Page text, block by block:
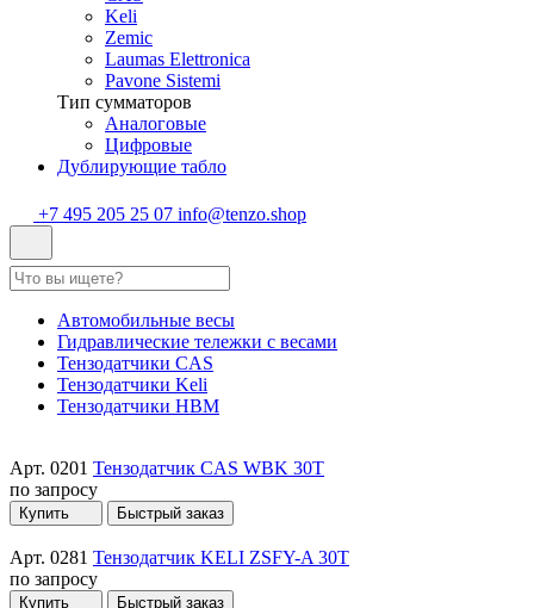
Keli
Zemic
Laumas Elettronica
Pavone Sistemi
Тип сумматоров
Аналоговые
Цифровые
Дублирующие табло
+7 495 205 25 07 info@tenzo.shop
Автомобильные весы
Гидравлические тележки с весами
Тензодатчики CAS
Тензодатчики Keli
Тензодатчики HBM
Арт. 0201 Тензодатчик CAS WBK 30T
по запросу
Купить Быстрый заказ
Арт. 0281 Тензодатчик KELI ZSFY-A 30T
по запросу
Купить Быстрый заказ